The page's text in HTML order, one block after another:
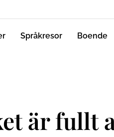
Språkresor Boende
är fullt